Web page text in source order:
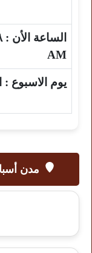
الساعة الأن :
AM
يوم الاسبوع :
مدن